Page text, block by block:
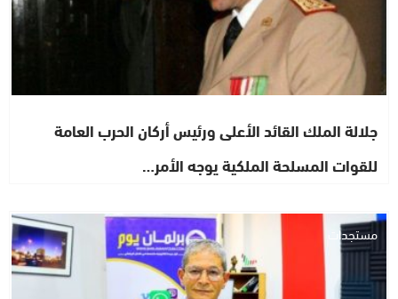
جلالة الملك القائد الأعلى ورئيس أركان الحرب العامة
للقوات المسلحة الملكية يوجه الأمر…
مستجدات